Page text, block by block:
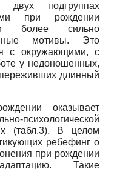
подгруппах
при рождении
более сильно
мотивы. Это
с окружающими, с
у недоношенных,
длинный
оказывает
психологической
(табл.3). В целом
ребефинг о
при рождении
Такие